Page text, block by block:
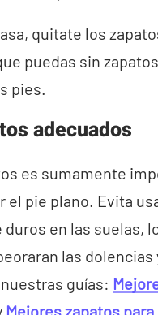
quitate los
puedas sin
pies.
adecuados
es sumamente
el pie plano. Evita
en las suelas,
las dolencias
guías:
Mejores zapatos